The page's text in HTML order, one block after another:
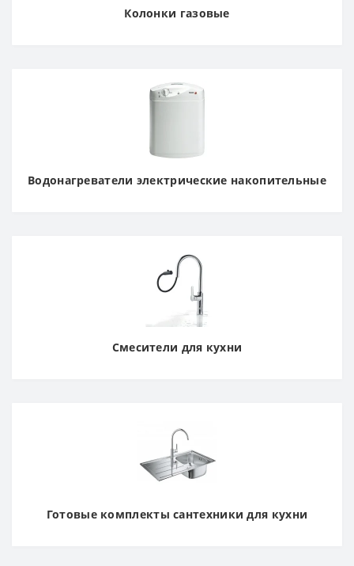
Колонки газовые
Водонагреватели электрические накопительные
Смесители для кухни
Готовые комплекты сантехники для кухни